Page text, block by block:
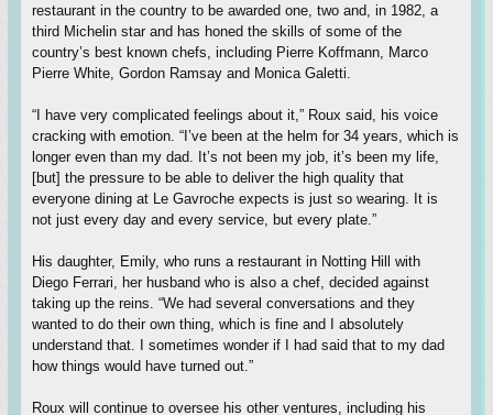
restaurant in the country to be awarded one, two and, in 1982, a
third Michelin star and has honed the skills of some of the
country’s best known chefs, including Pierre Koffmann, Marco
Pierre White, Gordon Ramsay and Monica Galetti.
“I have very complicated feelings about it,” Roux said, his voice
cracking with emotion. “I’ve been at the helm for 34 years, which is
longer even than my dad. It’s not been my job, it’s been my life,
[but] the pressure to be able to deliver the high quality that
everyone dining at Le Gavroche expects is just so wearing. It is
not just every day and every service, but every plate.”
His daughter, Emily, who runs a restaurant in Notting Hill with
Diego Ferrari, her husband who is also a chef, decided against
taking up the reins. “We had several conversations and they
wanted to do their own thing, which is fine and I absolutely
understand that. I sometimes wonder if I had said that to my dad
how things would have turned out.”
Roux will continue to oversee his other ventures, including his